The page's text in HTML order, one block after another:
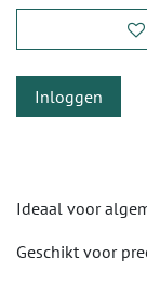
Inloggen
Ideaal voor
Geschikt voor